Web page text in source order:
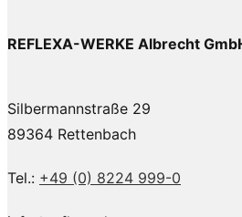
REFLEXA-WERKE Albrecht
Silbermannstraße 29
89364 Rettenbach
Tel.: +49 (0) 8224 999-0